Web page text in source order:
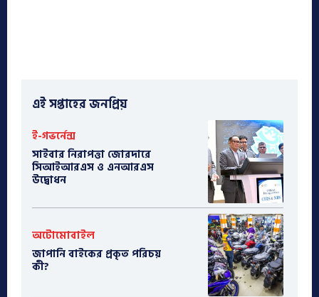
এই সপ্তাহের জনপ্রিয়
ই-গভর্নেন্স
সাইবার নিরাপত্তা জোরদারে
সিআইআরএস ও এনআরএস
উদ্বোধন
অটোমোবাইল
​জাপানি বাইকের প্রকৃত পরিচয়
কী?